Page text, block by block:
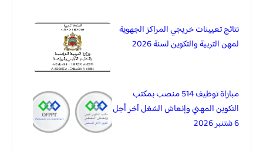
نتائج تعيينات خريجي المراكز الجهوية
لمهن التربية والتكوين لسنة 2026
مباراة توظيف 514 منصب بمكتب
التكوين المهني وإنعاش الشغل آخر أجل
6 شتنبر 2026